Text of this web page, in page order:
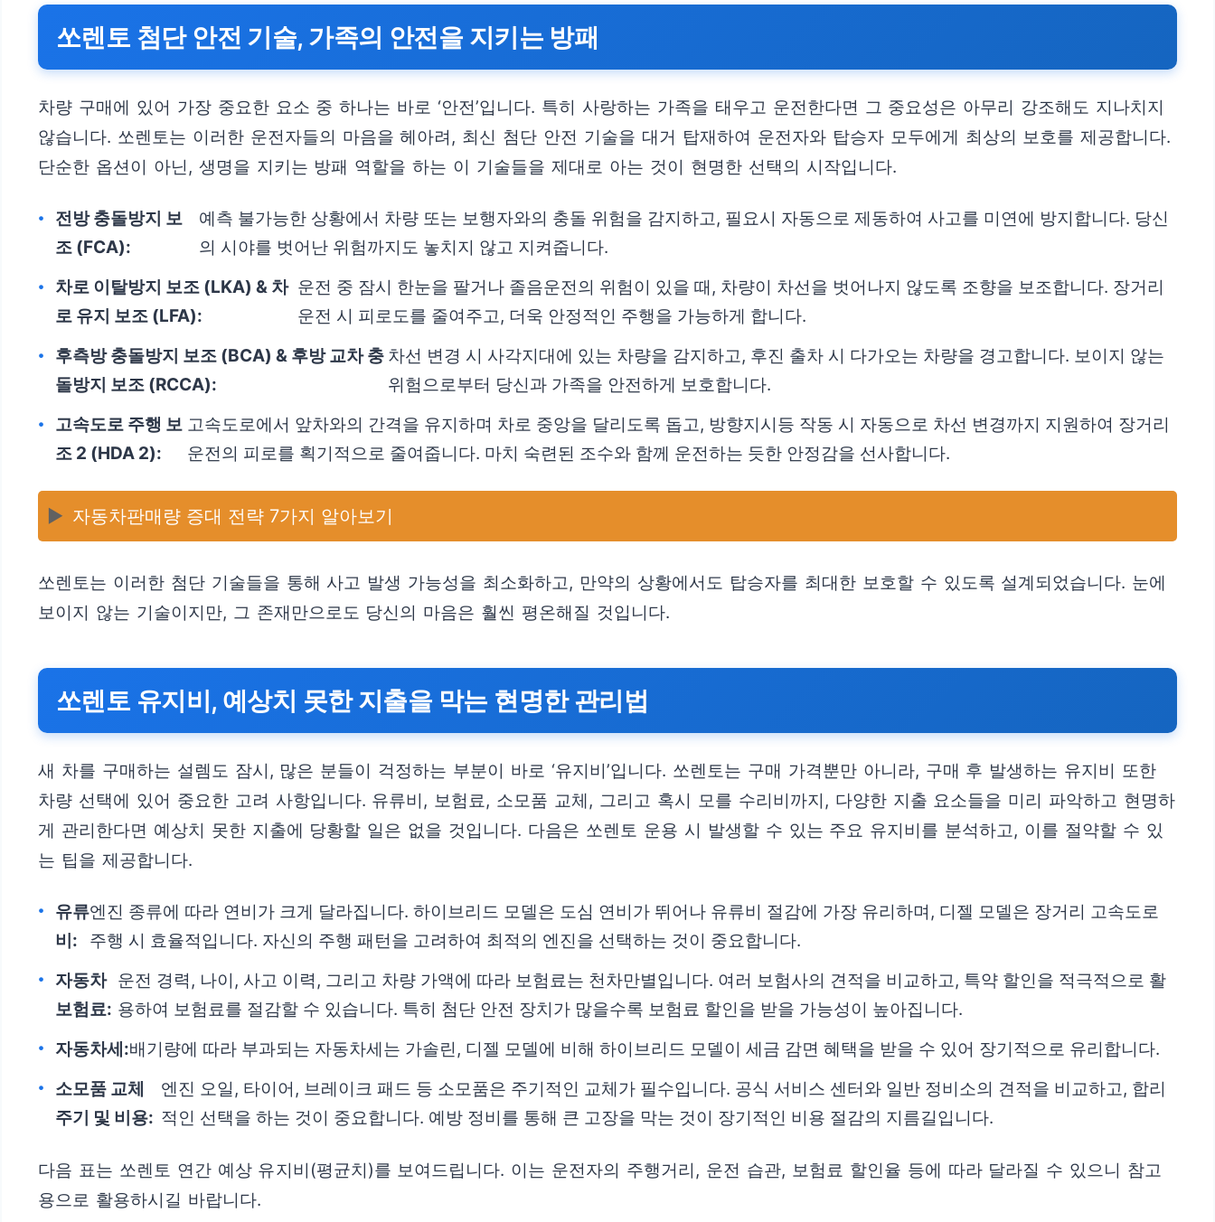
쏘렌토 첨단 안전 기술, 가족의 안전을 지키는 방패
차량 구매에 있어 가장 중요한 요소 중 하나는 바로 ‘안전’입니다. 특히 사랑하는 가족을 태우고 운전한다면 그 중요성은 아무리 강조해도 지나치지
않습니다. 쏘렌토는 이러한 운전자들의 마음을 헤아려, 최신 첨단 안전 기술을 대거 탑재하여 운전자와 탑승자 모두에게 최상의 보호를 제공합니다.
단순한 옵션이 아닌, 생명을 지키는 방패 역할을 하는 이 기술들을 제대로 아는 것이 현명한 선택의 시작입니다.
전방 충돌방지 보
조 (FCA):
예측 불가능한 상황에서 차량 또는 보행자와의 충돌 위험을 감지하고, 필요시 자동으로 제동하여 사고를 미연에 방지합니다. 당신
의 시야를 벗어난 위험까지도 놓치지 않고 지켜줍니다.
차로 이탈방지 보조 (LKA) & 차
로 유지 보조 (LFA):
운전 중 잠시 한눈을 팔거나 졸음운전의 위험이 있을 때, 차량이 차선을 벗어나지 않도록 조향을 보조합니다. 장거리
운전 시 피로도를 줄여주고, 더욱 안정적인 주행을 가능하게 합니다.
후측방 충돌방지 보조 (BCA) & 후방 교차 충
돌방지 보조 (RCCA):
차선 변경 시 사각지대에 있는 차량을 감지하고, 후진 출차 시 다가오는 차량을 경고합니다. 보이지 않는
위험으로부터 당신과 가족을 안전하게 보호합니다.
고속도로 주행 보
조 2 (HDA 2):
고속도로에서 앞차와의 간격을 유지하며 차로 중앙을 달리도록 돕고, 방향지시등 작동 시 자동으로 차선 변경까지 지원하여 장거리
운전의 피로를 획기적으로 줄여줍니다. 마치 숙련된 조수와 함께 운전하는 듯한 안정감을 선사합니다.
▶️ 자동차판매량 증대 전략 7가지 알아보기
쏘렌토는 이러한 첨단 기술들을 통해 사고 발생 가능성을 최소화하고, 만약의 상황에서도 탑승자를 최대한 보호할 수 있도록 설계되었습니다. 눈에
보이지 않는 기술이지만, 그 존재만으로도 당신의 마음은 훨씬 평온해질 것입니다.
쏘렌토 유지비, 예상치 못한 지출을 막는 현명한 관리법
새 차를 구매하는 설렘도 잠시, 많은 분들이 걱정하는 부분이 바로 ‘유지비’입니다. 쏘렌토는 구매 가격뿐만 아니라, 구매 후 발생하는 유지비 또한
차량 선택에 있어 중요한 고려 사항입니다. 유류비, 보험료, 소모품 교체, 그리고 혹시 모를 수리비까지, 다양한 지출 요소들을 미리 파악하고 현명하
게 관리한다면 예상치 못한 지출에 당황할 일은 없을 것입니다. 다음은 쏘렌토 운용 시 발생할 수 있는 주요 유지비를 분석하고, 이를 절약할 수 있
는 팁을 제공합니다.
유류
비:
엔진 종류에 따라 연비가 크게 달라집니다. 하이브리드 모델은 도심 연비가 뛰어나 유류비 절감에 가장 유리하며, 디젤 모델은 장거리 고속도로
주행 시 효율적입니다. 자신의 주행 패턴을 고려하여 최적의 엔진을 선택하는 것이 중요합니다.
자동차
보험료:
운전 경력, 나이, 사고 이력, 그리고 차량 가액에 따라 보험료는 천차만별입니다. 여러 보험사의 견적을 비교하고, 특약 할인을 적극적으로 활
용하여 보험료를 절감할 수 있습니다. 특히 첨단 안전 장치가 많을수록 보험료 할인을 받을 가능성이 높아집니다.
자동차세:배기량에 따라 부과되는 자동차세는 가솔린, 디젤 모델에 비해 하이브리드 모델이 세금 감면 혜택을 받을 수 있어 장기적으로 유리합니다.
소모품 교체
주기 및 비용:
엔진 오일, 타이어, 브레이크 패드 등 소모품은 주기적인 교체가 필수입니다. 공식 서비스 센터와 일반 정비소의 견적을 비교하고, 합리
적인 선택을 하는 것이 중요합니다. 예방 정비를 통해 큰 고장을 막는 것이 장기적인 비용 절감의 지름길입니다.
다음 표는 쏘렌토 연간 예상 유지비(평균치)를 보여드립니다. 이는 운전자의 주행거리, 운전 습관, 보험료 할인율 등에 따라 달라질 수 있으니 참고
용으로 활용하시길 바랍니다.